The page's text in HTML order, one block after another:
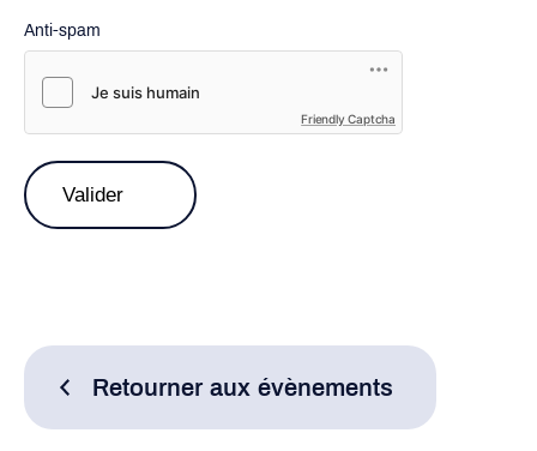
Anti-spam
Friendly Captcha
Retourner aux évènements